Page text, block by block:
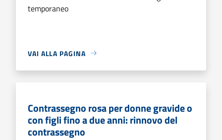
temporaneo
VAI ALLA PAGINA
Contrassegno rosa per donne gravide o
con figli fino a due anni: rinnovo del
contrassegno